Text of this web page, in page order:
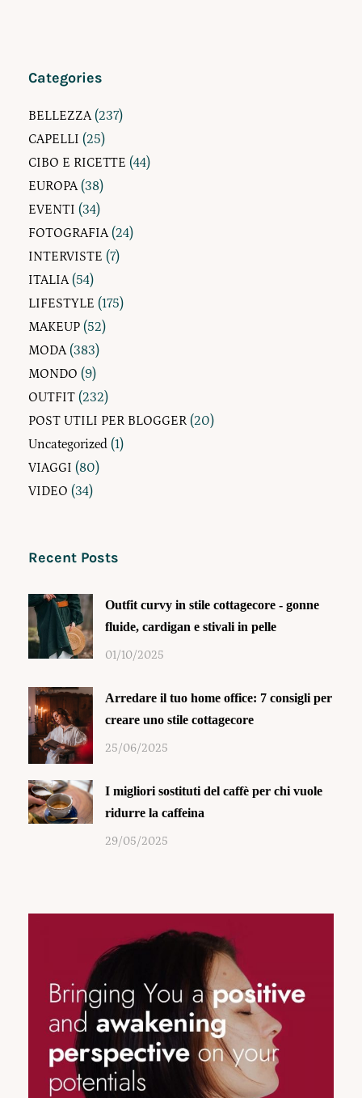
Categories
BELLEZZA(237)
CAPELLI (25)
CIBO E RICETTE (44)
EUROPA(38)
EVENTI (34)
FOTOGRAFIA(24)
INTERVISTE (7)
ITALIA(54)
LIFESTYLE (175)
MAKEUP (52)
MODA(383)
MONDO (9)
OUTFIT (232)
POST UTILI PER BLOGGER (20)
Uncategorized (1)
VIAGGI (80)
VIDEO (34)
Recent Posts
Outfit curvy in stile cottagecore - gonne
fluide, cardigan e stivali in pelle
01/10/2025
Arredare il tuo home office: 7 consigli per
creare uno stile cottagecore
25/06/2025
I migliori sostituti del caffè per chi vuole
ridurre la caffeina
29/05/2025